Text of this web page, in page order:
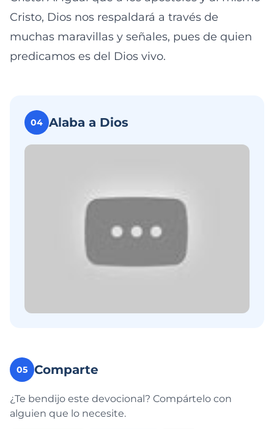
Cristo, Dios nos respaldará a través de
muchas maravillas y señales, pues de quien
predicamos es del Dios vivo.
04 Alaba a Dios
05 Comparte
¿Te bendijo este devocional? Compártelo con
alguien que lo necesite.